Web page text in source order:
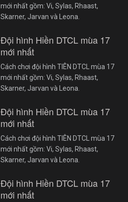
mới nhất gồm: Vi, Sylas, Rhaast,
Skarner, Jarvan và Leona.
Đội hình Hiền DTCL mùa 17
mới nhất
Cách chơi đội hình TIÊN DTCL mùa 17
mới nhất gồm: Vi, Sylas, Rhaast,
Skarner, Jarvan và Leona.
Đội hình Hiền DTCL mùa 17
mới nhất
Cách chơi đội hình TIÊN DTCL mùa 17
mới nhất gồm: Vi, Sylas, Rhaast,
Skarner, Jarvan và Leona.
Đội hình Hiền DTCL mùa 17
mới nhất